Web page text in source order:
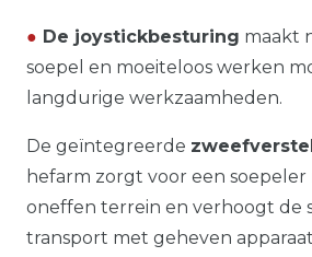
● De joystickbesturing maakt
soepel en moeiteloos werken
langdurige werkzaamheden.
De geïntegreerde
hefarm zorgt voor een soepeler
oneffen terrein en verhoogt de
transport met geheven